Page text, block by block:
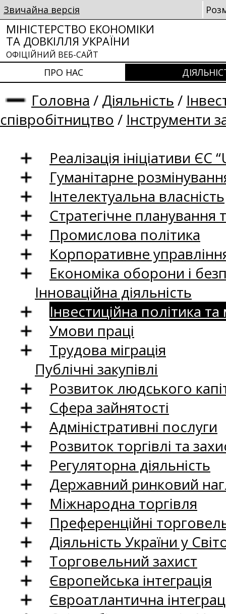
Звичайна версія
МІНІСТЕРСТВО ЕКОНОМІКИ
ТА ДОВКІЛЛЯ УКРАЇНИ
ОФІЦІЙНИЙ ВЕБ-САЙТ
ПРО НАС
Головна / Діяльність /
співробітництво / Інструменти
Реалізація ініціативи ЄС
Гуманітарне
Інтелектуальна власність
Стратегічне
Промислова політика
Корпоративне
Економіка оборони і
Інноваційна діяльність
Інвестиційна політика
Умови праці
Трудова міграція
Публічні закупівлі
Розвиток людського
Сфера зайнятості
Адміністративні послуги
Розвиток торгівлі та
Регуляторна діяльність
Державний ринковий
Міжнародна торгівля
Преференційні
Діяльність України у
Торговельний захист
Європейська інтеграція
Євроатлантична